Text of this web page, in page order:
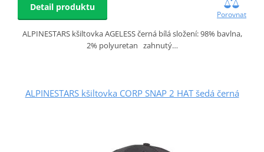
Detail produktu
Porovnat
ALPINESTARS kšiltovka AGELESS černá bílá složení: 98% bavlna,
2% polyuretan zahnutý…
ALPINESTARS kšiltovka CORP SNAP 2 HAT šedá černá